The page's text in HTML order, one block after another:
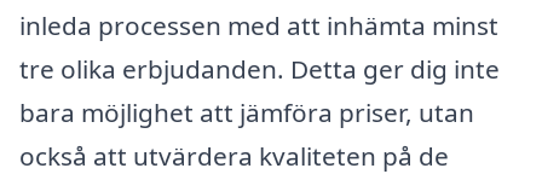
inleda processen med att inhämta minst
tre olika erbjudanden. Detta ger dig inte
bara möjlighet att jämföra priser, utan
också att utvärdera kvaliteten på de